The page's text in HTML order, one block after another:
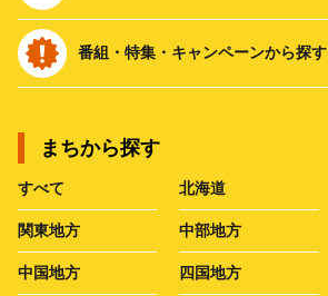
番組・特集・キャンペーンから探す
まちから探す
すべて 北海道
関東地方 中部地方
中国地方 四国地方